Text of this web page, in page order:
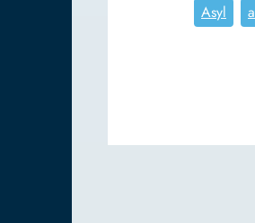
Asyl